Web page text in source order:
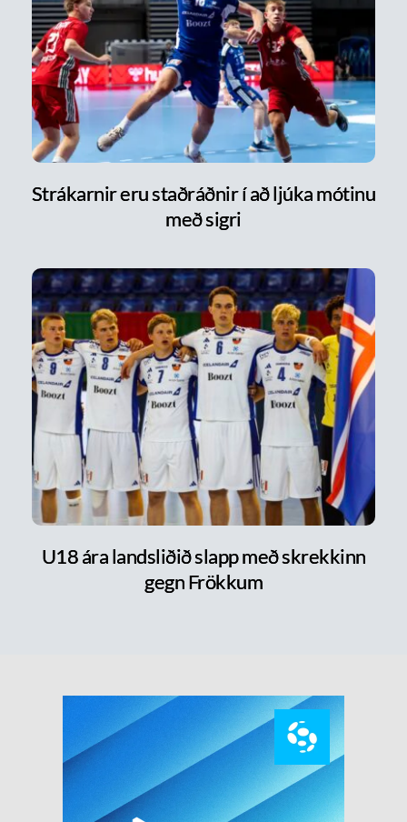
Strákarnir eru staðráðnir í að ljúka mótinu
með sigri
U18 ára landsliðið slapp með skrekkinn
gegn Frökkum